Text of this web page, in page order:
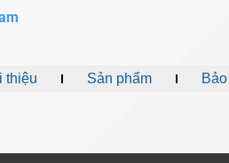
thiệu Sản phẩm